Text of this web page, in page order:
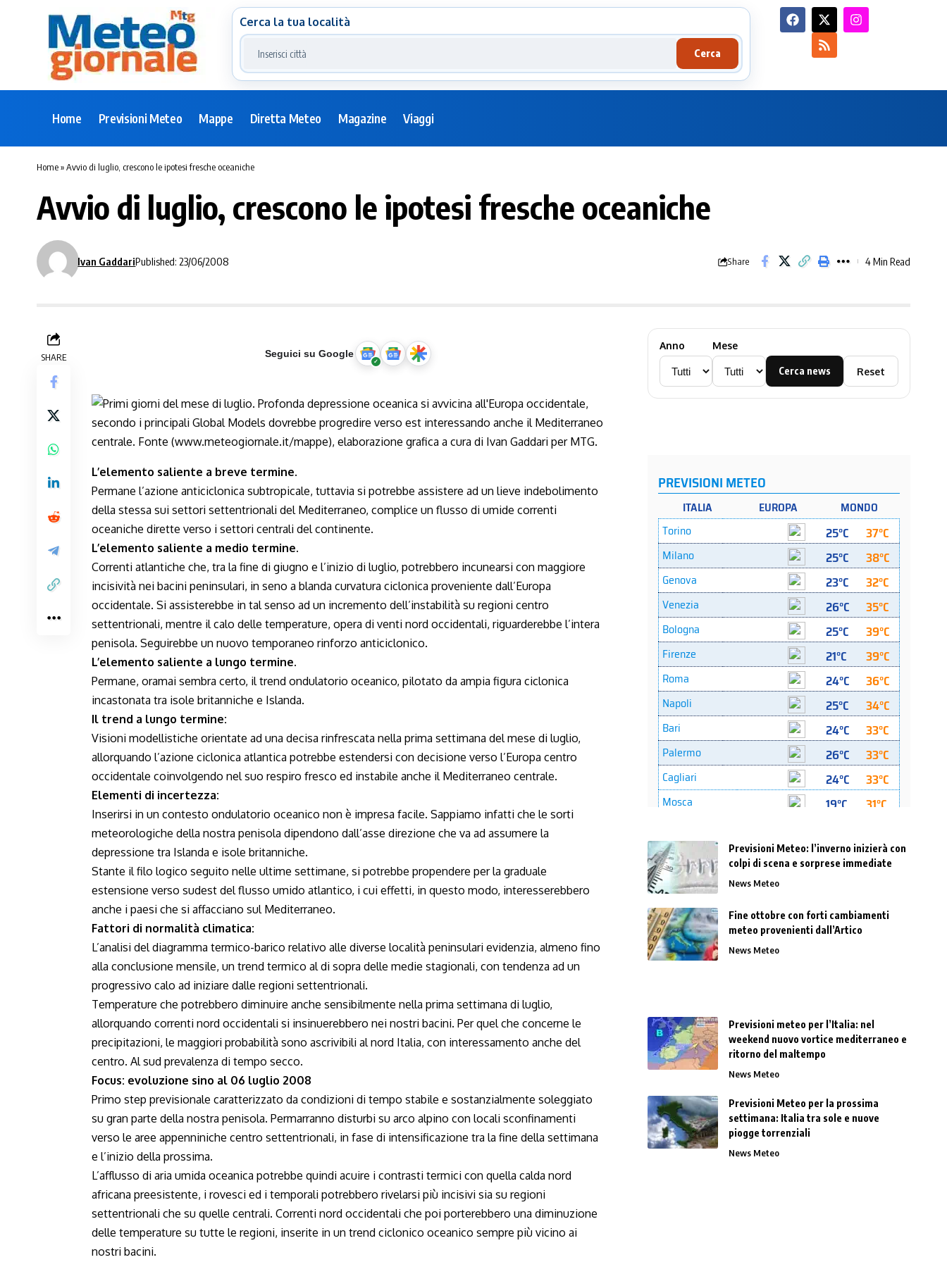
Cerca la tua località
Cerca
Home Previsioni Meteo Mappe Diretta Meteo Magazine Viaggi
Home»Avvio di luglio, crescono le ipotesi fresche oceaniche
Avvio di luglio, crescono le ipotesi fresche oceaniche
Ivan GaddariPublished: 23/06/2008 Share 4 Min Read
SHARE Seguici su Google
L’elemento saliente a breve termine.
Permane l’azione anticiclonica subtropicale, tuttavia si potrebbe assistere ad un lieve indebolimento
della stessa sui settori settentrionali del Mediterraneo, complice un flusso di umide correnti
oceaniche dirette verso i settori centrali del continente.
L’elemento saliente a medio termine.
Correnti atlantiche che, tra la fine di giugno e l’inizio di luglio, potrebbero incunearsi con maggiore
incisività nei bacini peninsulari, in seno a blanda curvatura ciclonica proveniente dall’Europa
occidentale. Si assisterebbe in tal senso ad un incremento dell’instabilità su regioni centro
settentrionali, mentre il calo delle temperature, opera di venti nord occidentali, riguarderebbe l’intera
penisola. Seguirebbe un nuovo temporaneo rinforzo anticiclonico.
L’elemento saliente a lungo termine.
Permane, oramai sembra certo, il trend ondulatorio oceanico, pilotato da ampia figura ciclonica
incastonata tra isole britanniche e Islanda.
Il trend a lungo termine:
Visioni modellistiche orientate ad una decisa rinfrescata nella prima settimana del mese di luglio,
allorquando l’azione ciclonica atlantica potrebbe estendersi con decisione verso l’Europa centro
occidentale coinvolgendo nel suo respiro fresco ed instabile anche il Mediterraneo centrale.
Elementi di incertezza:
Inserirsi in un contesto ondulatorio oceanico non è impresa facile. Sappiamo infatti che le sorti
meteorologiche della nostra penisola dipendono dall’asse direzione che va ad assumere la
depressione tra Islanda e isole britanniche.
Stante il filo logico seguito nelle ultime settimane, si potrebbe propendere per la graduale
estensione verso sudest del flusso umido atlantico, i cui effetti, in questo modo, interesserebbero
anche i paesi che si affacciano sul Mediterraneo.
Fattori di normalità climatica:
L’analisi del diagramma termico-barico relativo alle diverse località peninsulari evidenzia, almeno fino
alla conclusione mensile, un trend termico al di sopra delle medie stagionali, con tendenza ad un
progressivo calo ad iniziare dalle regioni settentrionali.
Temperature che potrebbero diminuire anche sensibilmente nella prima settimana di luglio,
allorquando correnti nord occidentali si insinuerebbero nei nostri bacini. Per quel che concerne le
precipitazioni, le maggiori probabilità sono ascrivibili al nord Italia, con interessamento anche del
centro. Al sud prevalenza di tempo secco.
Focus: evoluzione sino al 06 luglio 2008
Primo step previsionale caratterizzato da condizioni di tempo stabile e sostanzialmente soleggiato
su gran parte della nostra penisola. Permarranno disturbi su arco alpino con locali sconfinamenti
verso le aree appenniniche centro settentrionali, in fase di intensificazione tra la fine della settimana
e l’inizio della prossima.
L’afflusso di aria umida oceanica potrebbe quindi acuire i contrasti termici con quella calda nord
africana preesistente, i rovesci ed i temporali potrebbero rivelarsi più incisivi sia su regioni
settentrionali che su quelle centrali. Correnti nord occidentali che poi porterebbero una diminuzione
delle temperature su tutte le regioni, inserite in un trend ciclonico oceanico sempre più vicino ai
nostri bacini.
Anno Mese
Cerca news Reset
Previsioni Meteo: l’inverno inizierà con
colpi di scena e sorprese immediate
News Meteo
Fine ottobre con forti cambiamenti
meteo provenienti dall’Artico
News Meteo
Previsioni meteo per l’Italia: nel
weekend nuovo vortice mediterraneo e
ritorno del maltempo
News Meteo
Previsioni Meteo per la prossima
settimana: Italia tra sole e nuove
piogge torrenziali
News Meteo